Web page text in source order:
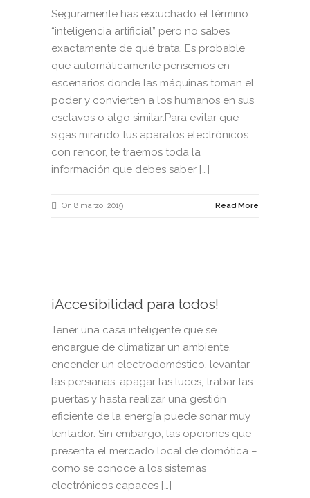
Seguramente has escuchado el término
“inteligencia artificial” pero no sabes
exactamente de qué trata. Es probable
que automáticamente pensemos en
escenarios donde las máquinas toman el
poder y convierten a los humanos en sus
esclavos o algo similar.Para evitar que
sigas mirando tus aparatos electrónicos
con rencor, te traemos toda la
información que debes saber […]
On 8 marzo, 2019 Read More
¡Accesibilidad para todos!
Tener una casa inteligente que se
encargue de climatizar un ambiente,
encender un electrodoméstico, levantar
las persianas, apagar las luces, trabar las
puertas y hasta realizar una gestión
eficiente de la energía puede sonar muy
tentador. Sin embargo, las opciones que
presenta el mercado local de domótica –
como se conoce a los sistemas
electrónicos capaces […]